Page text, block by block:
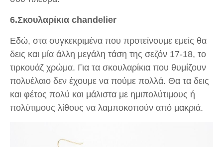
6.Σκουλαρίκια chandelier
Eδώ, στα συγκεκριμένα που προτείνουμε εμείς θα
δεις και μία άλλη μεγάλη τάση της σεζόν 17-18, το
τιρκουάζ χρώμα. Για τα σκουλαρίκια που θυμίζουν
πολυέλαιο δεν έχουμε να πούμε πολλά. Θα τα δεις
και φέτος πολύ και μάλιστα με ημιπολύτιμους ή
πολύτιμους λίθους να λαμποκοπούν από μακριά.